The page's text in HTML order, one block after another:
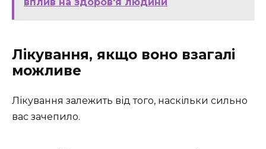
Лікування, якщо воно взагалі
можливе
Лікування залежить від того, наскільки сильно
вас зачепило.